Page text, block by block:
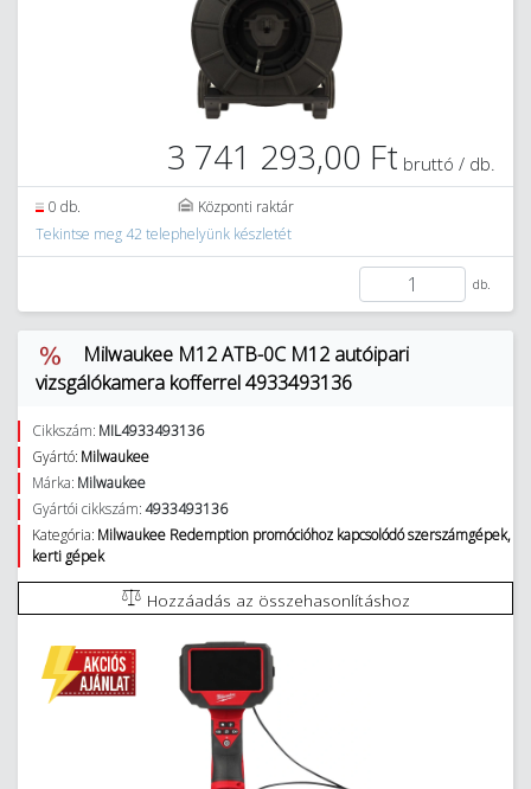
3 741 293,00 Ft bruttó / db.
0 db.
Központi raktár
Tekintse meg 42 telephelyünk készletét
db.
Milwaukee M12 ATB-0C M12 autóipari
vizsgálókamera kofferrel 4933493136
Cikkszám: MIL4933493136
Gyártó: Milwaukee
Márka: Milwaukee
Gyártói cikkszám:4933493136
Kategória: Milwaukee Redemption promócióhoz kapcsolódó szerszámgépek,
kerti gépek
Hozzáadás az összehasonlításhoz